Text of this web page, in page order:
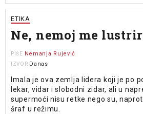
ETIKA
Ne, nemoj me
PIŠE Nemanja Rujević
IZVOR Danas
Imala je ova zemlja lidera koji je po
lekar, vidar i slobodni zidar, ali u
supermoći nisu retke nego su,
šraf u režimu.